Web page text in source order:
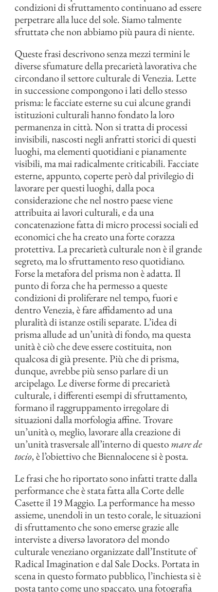
condizioni di sfruttamento continuano ad essere
perpetrare alla luce del sole. Siamo talmente
sfruttatə che non abbiamo più paura di niente.
Queste frasi descrivono senza mezzi termini le
diverse sfumature della precarietà lavorativa che
circondano il settore culturale di Venezia. Lette
in successione compongono i lati dello stesso
prisma: le facciate esterne su cui alcune grandi
istituzioni culturali hanno fondato la loro
permanenza in città. Non si tratta di processi
invisibili, nascosti negli anfratti storici di questi
luoghi, ma elementi quotidiani e pianamente
visibili, ma mai radicalmente criticabili. Facciate
esterne, appunto, coperte però dal privilegio di
lavorare per questi luoghi, dalla poca
considerazione che nel nostro paese viene
attribuita ai lavori culturali, e da una
concatenazione fatta di micro processi sociali ed
economici che ha creato una forte corazza
protettiva. La precarietà culturale non è il grande
segreto, ma lo sfruttamento reso quotidiano.
Forse la metafora del prisma non è adatta. Il
punto di forza che ha permesso a queste
condizioni di proliferare nel tempo, fuori e
dentro Venezia, è fare affidamento ad una
pluralità di istanze ostili separate. L’idea di
prisma allude ad un’unità di fondo, ma questa
unità è ciò che deve essere costituita, non
qualcosa di già presente. Più che di prisma,
dunque, avrebbe più senso parlare di un
arcipelago. Le diverse forme di precarietà
culturale, i differenti esempi di sfruttamento,
formano il raggruppamento irregolare di
situazioni dalla morfologia affine. Trovare
un’unità o, meglio, lavorare alla creazione di
un’unità trasversale all’interno di questomare de
tocio, è l’obiettivo che Biennalocene si è posta.
Le frasi che ho riportato sono infatti tratte dalla
performance che è stata fatta alla Corte delle
Casette il 19 Maggio. La performance ha messo
assieme, unendoli in un testo corale, le situazioni
di sfruttamento che sono emerse grazie alle
interviste a diversə lavoratorə del mondo
culturale veneziano organizzate dall’Institute of
Radical Imagination e dal Sale Docks. Portata in
scena in questo formato pubblico, l’inchiesta si è
posta tanto come uno spaccato, una fotografia